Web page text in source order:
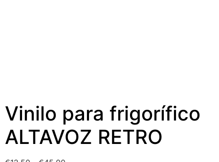
Vinilo para frigorífico
ALTAVOZ RETRO